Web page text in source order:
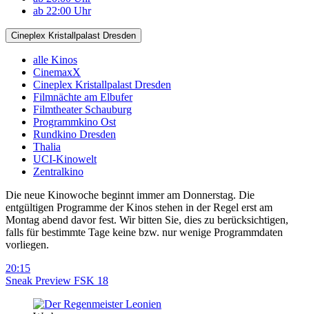
ab 22:00 Uhr
Cineplex Kristallpalast Dresden
alle Kinos
CinemaxX
Cineplex Kristallpalast Dresden
Filmnächte am Elbufer
Filmtheater Schauburg
Programmkino Ost
Rundkino Dresden
Thalia
UCI-Kinowelt
Zentralkino
Die neue Kinowoche beginnt immer am Donnerstag. Die
entgültigen Programme der Kinos stehen in der Regel erst am
Montag abend davor fest. Wir bitten Sie, dies zu berücksichtigen,
falls für bestimmte Tage keine bzw. nur wenige Programmdaten
vorliegen.
20:15
Sneak Preview FSK 18